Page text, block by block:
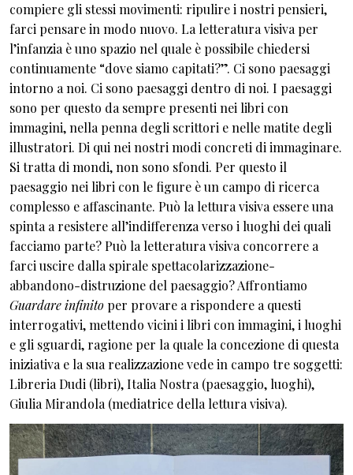
compiere gli stessi movimenti: ripulire i nostri pensieri,
farci pensare in modo nuovo. La letteratura visiva per
l’infanzia è uno spazio nel quale è possibile chiedersi
continuamente “dove siamo capitati?”. Ci sono paesaggi
intorno a noi. Ci sono paesaggi dentro di noi. I paesaggi
sono per questo da sempre presenti nei libri con
immagini, nella penna degli scrittori e nelle matite degli
illustratori. Di qui nei nostri modi concreti di immaginare.
Si tratta di mondi, non sono sfondi. Per questo il
paesaggio nei libri con le figure è un campo di ricerca
complesso e affascinante. Può la lettura visiva essere una
spinta a resistere all’indifferenza verso i luoghi dei quali
facciamo parte? Può la letteratura visiva concorrere a
farci uscire dalla spirale spettacolarizzazione-
abbandono-distruzione del paesaggio? Affrontiamo
Guardare infinito per provare a rispondere a questi
interrogativi, mettendo vicini i libri con immagini, i luoghi
e gli sguardi, ragione per la quale la concezione di questa
iniziativa e la sua realizzazione vede in campo tre soggetti:
Libreria Dudi (libri), Italia Nostra (paesaggio, luoghi),
Giulia Mirandola (mediatrice della lettura visiva).